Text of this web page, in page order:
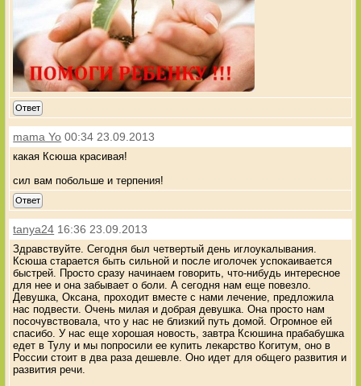
Ответ
mama Yo 00:34 23.09.2013
какая Ксюша красивая!
сил вам побольше и терпения!
Ответ
tanya24 16:36 23.09.2013
Здравствуйте. Сегодня был четвертый день иглоукалывания.
Ксюша старается быть сильной и после иголочек успокаивается
быстрей. Просто сразу начинаем говорить, что-нибудь интересное
для нее и она забывает о боли. А сегодня нам еще повезло.
Девушка, Оксана, проходит вместе с нами лечение, предложила
нас подвести. Очень милая и добрая девушка. Она просто нам
посочувствовала, что у нас не близкий путь домой. Огромное ей
спасибо. У нас еще хорошая новость, завтра Ксюшина прабабушка
едет в Тулу и мы попросили ее купить лекарство Когитум, оно в
России стоит в два раза дешевле. Оно идет для общего развития и
развития речи.